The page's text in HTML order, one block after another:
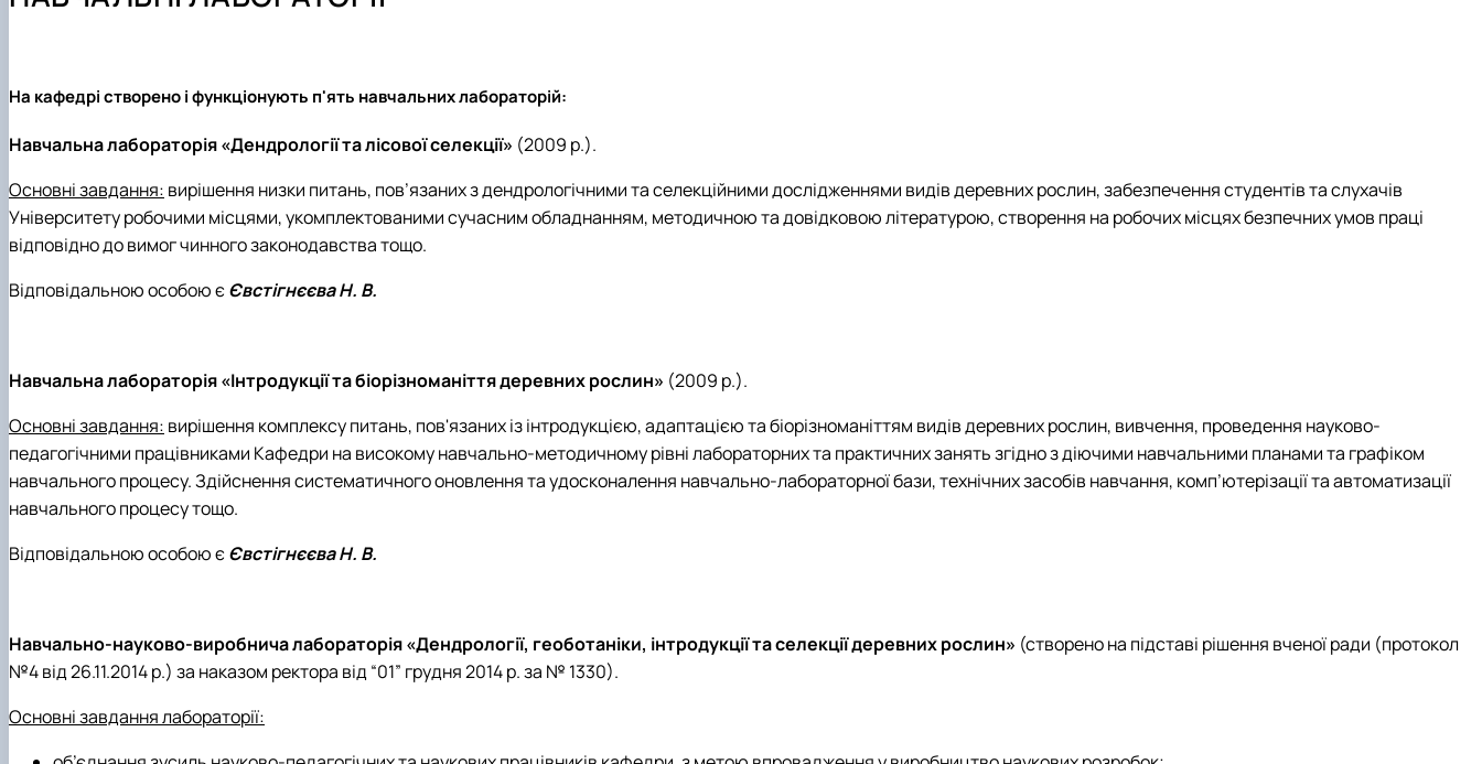
Лабораторії
Програми навчальних практик
Студентські наукові гуртки
На кафедрі створено і функціонують п'ять навчальних лабораторій:
Навчальна лабораторія«Дендрології та лісової селекції» (2009 р.).
Основні завдання: вирішення низки питань, пов’язаних з дендрологічними та селекційними дослідженнями видів деревних рослин, забезпечення студентів та слухачів
Університету робочими місцями, укомплектованими сучасним обладнанням, методичною та довідковою літературою, створення на робочих місцях безпечних умов праці
відповідно до вимог чинного законодавства тощо.
Відповідальною особою єЄвстігнєєва Н. В.
Навчальна лабораторія«Інтродукції та біорізноманіття деревних рослин» (2009 р.).
Основні завдання: вирішення комплексу питань, пов'язаних із інтродукцією, адаптацією та біорізноманіттям видів деревних рослин, вивчення, проведення науково-
педагогічними працівниками Кафедри на високому навчально-методичному рівні лабораторних та практичних занять згідно з діючими навчальними планами та графіком
навчального процесу. Здійсненнясистематичного оновлення та удосконалення навчально-лабораторної бази, технічних засобів навчання, комп’ютерізації та автоматизації
навчального процесу тощо.
Відповідальною особою єЄвстігнєєва Н. В.
Навчально-науково-виробнича лабораторія«Дендрології, геоботаніки, інтродукції та селекції деревних рослин» (створено на підставі рішення вченої ради (протокол
№4 від 26.11.2014 р.) за наказом ректора від “01” грудня 2014 р. за № 1330).
Основні завдання лабораторії: